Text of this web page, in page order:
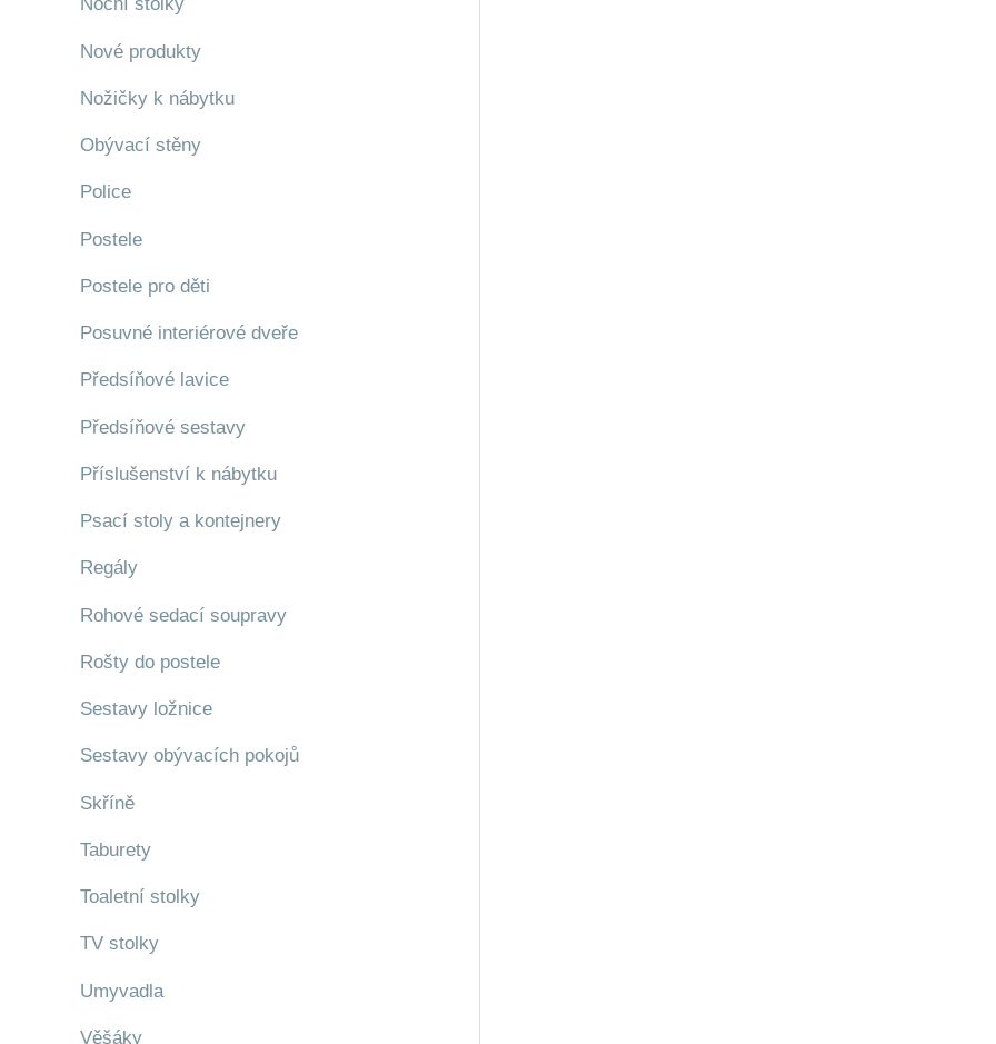
Noční stolky
Nové produkty
Nožičky k nábytku
Obývací stěny
Police
Postele
Postele pro děti
Posuvné interiérové dveře
Předsíňové lavice
Předsíňové sestavy
Příslušenství k nábytku
Psací stoly a kontejnery
Regály
Rohové sedací soupravy
Rošty do postele
Sestavy ložnice
Sestavy obývacích pokojů
Skříně
Taburety
Toaletní stolky
TV stolky
Umyvadla
Věšáky